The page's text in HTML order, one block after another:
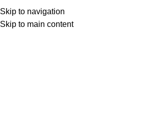
Skip to navigation
Skip to main content